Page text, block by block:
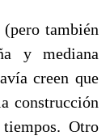
también
y mediana
creen que
construcción
Otro